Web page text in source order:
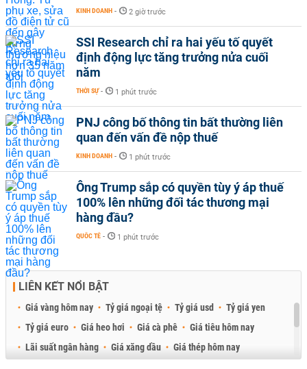
KINH DOANH - 2 giờ trước
SSI Research chỉ ra hai yếu tố quyết
định động lực tăng trưởng nửa cuối
năm
THỜI SỰ - 1 phút trước
PNJ công bố thông tin bất thường liên
quan đến vấn đề nộp thuế
KINH DOANH - 1 phút trước
Ông Trump sắp có quyền tùy ý áp thuế
100% lên những đối tác thương mại
hàng đầu?
QUỐC TẾ - 1 phút trước
LIÊN KẾT NỔI BẬT
Giá vàng hôm nay Tỷ giá ngoại tệ Tỷ giá usd
Tỷ giá yen
Tỷ giá euro
Giá heo hơi Giá cà phê
Giá tiêu hôm nay
Lãi suất ngân hàng
Giá xăng dầu
Giá thép hôm nay